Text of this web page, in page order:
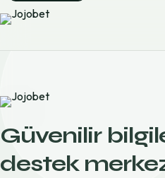
Güvenilir
destek